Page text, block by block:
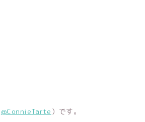
@ConnieTarte ）です。